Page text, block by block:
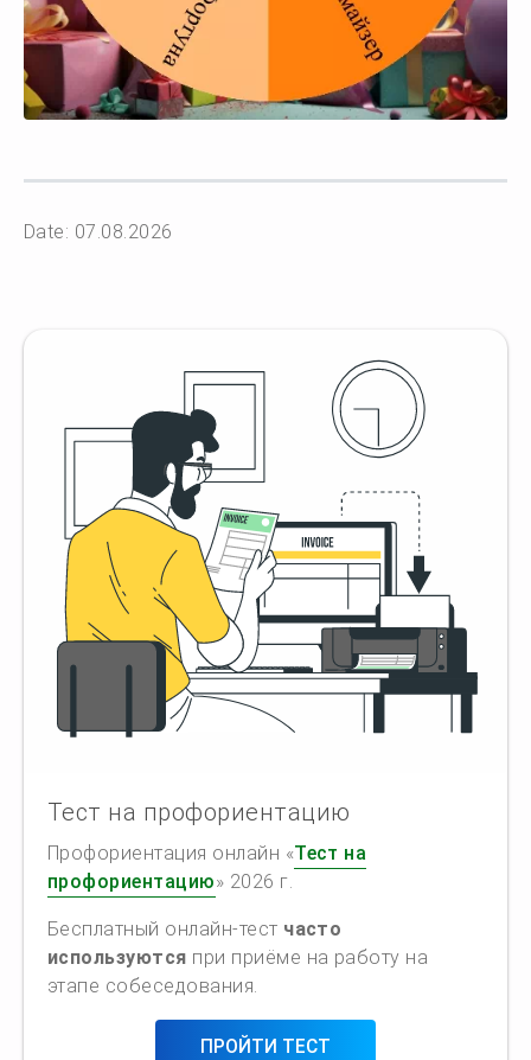
Date: 07.08.2026
Тест на профориентацию
Профориентация онлайн «Тест на
профориентацию» 2026 г.
Бесплатный онлайн-тест часто
используются при приёме на работу на
этапе собеседования.
ПРОЙТИ ТЕСТ